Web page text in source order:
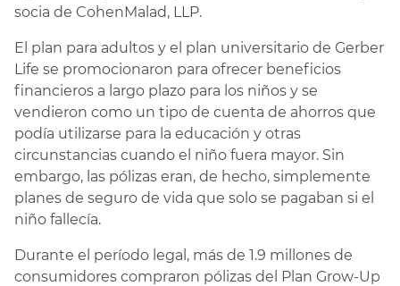
socia de CohenMalad, LLP.
El plan para adultos y el plan universitario de Gerber
Life se promocionaron para ofrecer beneficios
financieros a largo plazo para los niños y se
vendieron como un tipo de cuenta de ahorros que
podía utilizarse para la educación y otras
circunstancias cuando el niño fuera mayor. Sin
embargo, las pólizas eran, de hecho, simplemente
planes de seguro de vida que solo se pagaban si el
niño fallecía.
Durante el período legal, más de 1.9 millones de
consumidores compraron pólizas del Plan Grow-Up